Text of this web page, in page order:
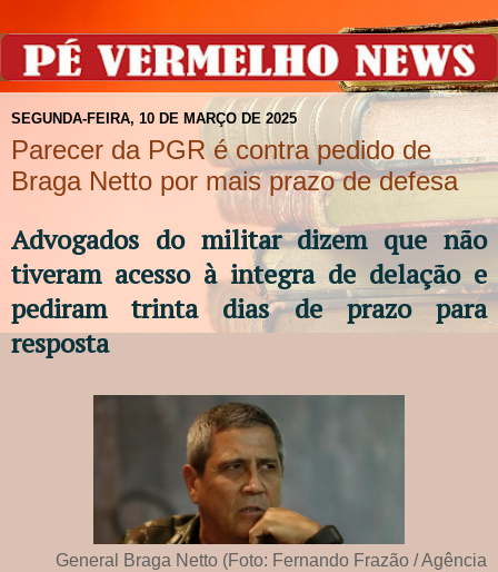
SEGUNDA-FEIRA, 10 DE MARÇO DE 2025
Parecer da PGR é contra pedido de
Braga Netto por mais prazo de defesa
Advogados do militar dizem que não
tiveram acesso à integra de delação e
pediram trinta dias de prazo para
resposta
General Braga Netto (Foto: Fernando Frazão / Agência